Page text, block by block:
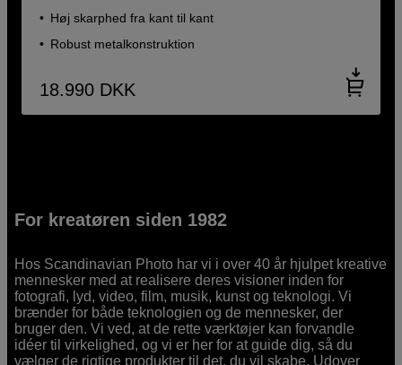
Høj skarphed fra kant til kant
Robust metalkonstruktion
18.990 DKK
For kreatøren siden 1982
Hos Scandinavian Photo har vi i over 40 år hjulpet kreative
mennesker med at realisere deres visioner inden for
fotografi, lyd, video, film, musik, kunst og teknologi. Vi
brænder for både teknologien og de mennesker, der
bruger den. Vi ved, at de rette værktøjer kan forvandle
idéer til virkelighed, og vi er her for at guide dig, så du
vælger de rigtige produkter til det, du vil skabe. Udover